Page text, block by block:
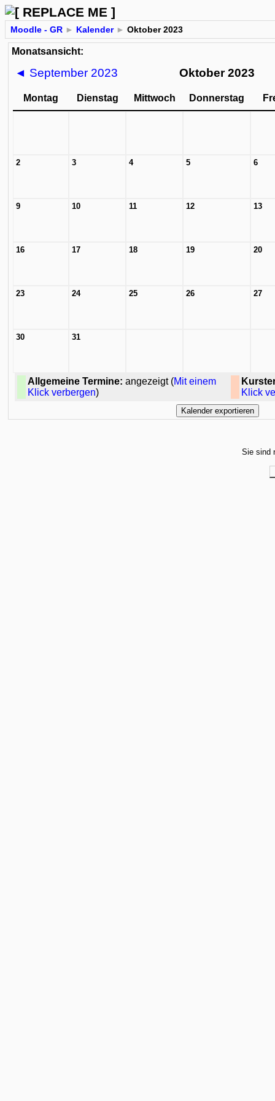
Moodle - GR ► Kalender ► Oktober 2023
Monatsansicht:
◄ September 2023 Oktober 2023
Montag Dienstag Mittwoch Donnerstag
2 3 4 5 6
9 10 11 12 13
16 17 18 19 20
23 24 25 26 27
30 31
Allgemeine Termine: angezeigt (Mit einem
Klick verbergen)
Klick
Sie sind